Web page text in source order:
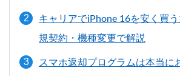
キャリアでiPhone 16を安く買
規契約・機種変更で解説
スマホ返却プログラムは本当に